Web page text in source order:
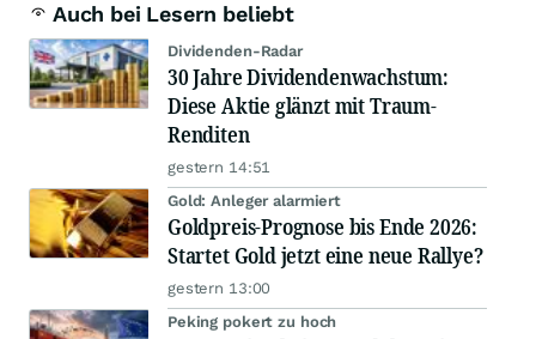
Auch bei Lesern beliebt
Dividenden-Radar
30 Jahre Dividendenwachstum:
Diese Aktie glänzt mit Traum-
Renditen
gestern 14:51
Gold: Anleger alarmiert
Goldpreis-Prognose bis Ende 2026:
Startet Gold jetzt eine neue Rallye?
gestern 13:00
Peking pokert zu hoch